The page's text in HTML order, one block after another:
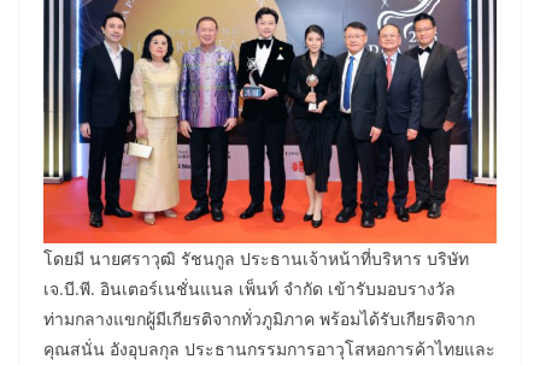
โดยมี นายศราวุฒิ รัชนกูล ประธานเจ้าหน้าที่บริหาร บริษัท
เจ.บี.พี. อินเตอร์เนชั่นแนล เพ็นท์ จำกัด เข้ารับมอบรางวัล
ท่ามกลางแขกผู้มีเกียรติจากทั่วภูมิภาค พร้อมได้รับเกียรติจาก
คุณสนั่น อังอุบลกุล ประธานกรรมการอาวุโสหอการค้าไทยและ